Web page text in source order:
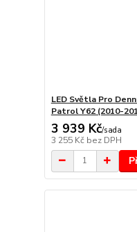
LED Světla Pro
Patrol Y62 (2010-
3 939 Kč/sada
3 255 Kč bez DPH